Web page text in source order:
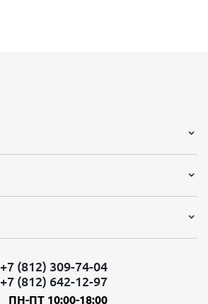
+7 (812) 309-74-04
+7 (812) 642-12-97
ПН-ПТ 10:00-18:00